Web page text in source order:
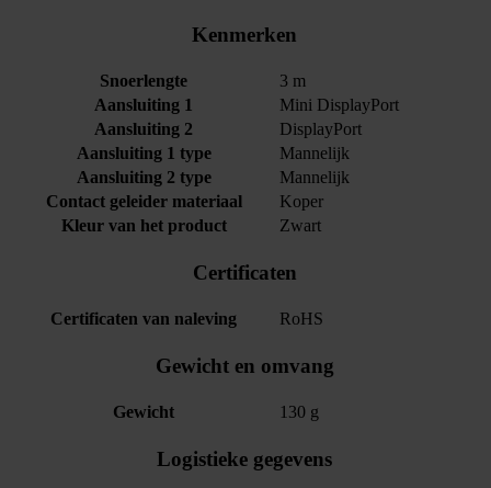
Kenmerken
Snoerlengte
3 m
Aansluiting 1
Mini DisplayPort
Aansluiting 2
DisplayPort
Aansluiting 1 type
Mannelijk
Aansluiting 2 type
Mannelijk
Contact geleider materiaal
Koper
Kleur van het product
Zwart
Certificaten
Certificaten van naleving RoHS
Gewicht en omvang
Gewicht 130 g
Logistieke gegevens